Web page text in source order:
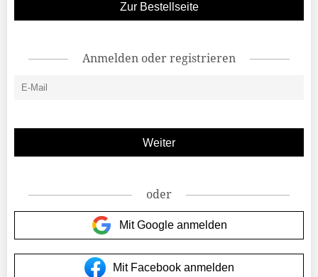
Zur Bestellseite
Anmelden oder registrieren
oder
Mit Google anmelden
Mit Facebook anmelden